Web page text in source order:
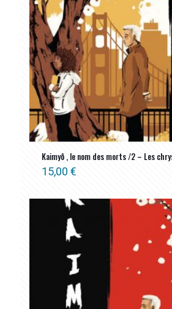
Kaimyô , le nom des morts /2 – Les
15,00 €